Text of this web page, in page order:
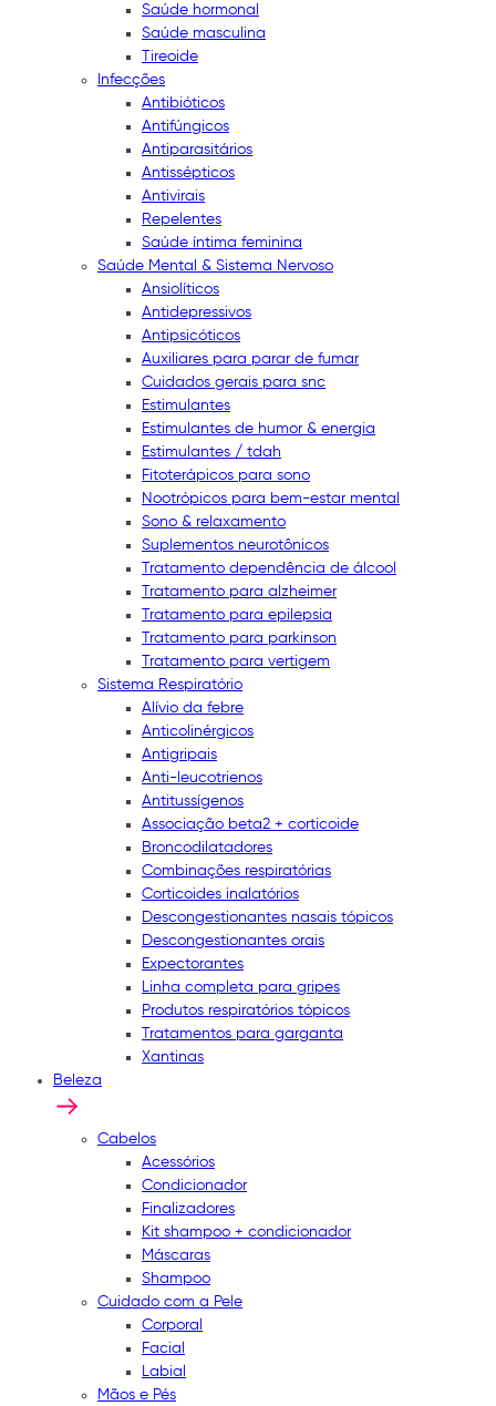
Saúde hormonal
Saúde masculina
Tireoide
Infecções
Antibióticos
Antifúngicos
Antiparasitários
Antissépticos
Antivirais
Repelentes
Saúde íntima feminina
Saúde Mental & Sistema Nervoso
Ansiolíticos
Antidepressivos
Antipsicóticos
Auxiliares para parar de fumar
Cuidados gerais para snc
Estimulantes
Estimulantes de humor & energia
Estimulantes / tdah
Fitoterápicos para sono
Nootrópicos para bem-estar mental
Sono & relaxamento
Suplementos neurotônicos
Tratamento dependência de álcool
Tratamento para alzheimer
Tratamento para epilepsia
Tratamento para parkinson
Tratamento para vertigem
Sistema Respiratório
Alívio da febre
Anticolinérgicos
Antigripais
Anti-leucotrienos
Antitussígenos
Associação beta2 + corticoide
Broncodilatadores
Combinações respiratórias
Corticoides inalatórios
Descongestionantes nasais tópicos
Descongestionantes orais
Expectorantes
Linha completa para gripes
Produtos respiratórios tópicos
Tratamentos para garganta
Xantinas
Beleza
Cabelos
Acessórios
Condicionador
Finalizadores
Kit shampoo + condicionador
Máscaras
Shampoo
Cuidado com a Pele
Corporal
Facial
Labial
Mãos e Pés